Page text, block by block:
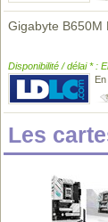
Gigabyte B650M
Disponibilité / délai * :
Les